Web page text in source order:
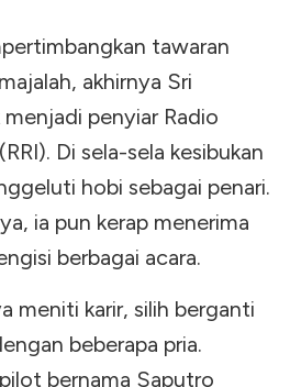
tawaran
akhirnya Sri
penyiar Radio
Di sela-sela kesibukan
hobi sebagai penari.
ia pun kerap menerima
berbagai acara.
meniti karir, silih berganti
beberapa pria.
bernama Saputro